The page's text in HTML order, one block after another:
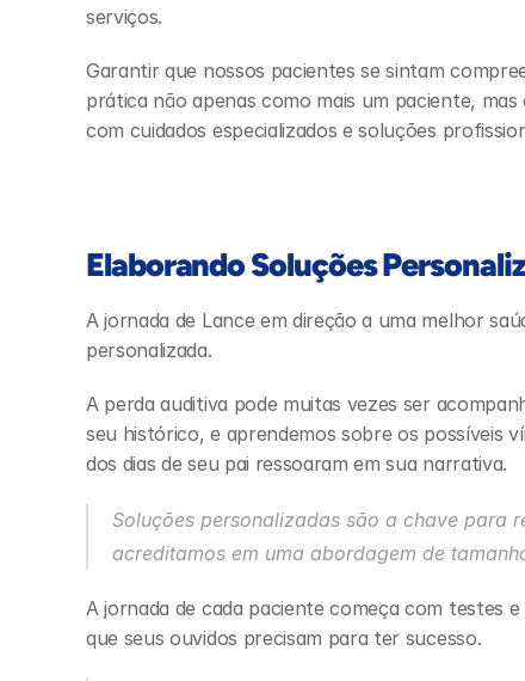
serviços.
Garantir que nossos pacientes se sintam
prática não apenas como mais um paciente,
com cuidados especializados e soluções
Elaborando Soluções
A jornada de Lance em direção a uma melhor
personalizada.
A perda auditiva pode muitas vezes ser
seu histórico, e aprendemos sobre os possíveis
dos dias de seu pai ressoaram em sua narrativa.
Soluções personalizadas são a chave para
acreditamos em uma abordagem de
A jornada de cada paciente começa com testes
que seus ouvidos precisam para ter sucesso.